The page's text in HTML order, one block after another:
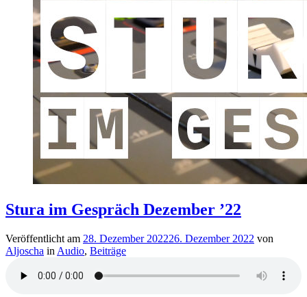
Stura im Gespräch Dezember ’22
Veröffentlicht am 28. Dezember 202226. Dezember 2022 von
Aljoscha in Audio, Beiträge